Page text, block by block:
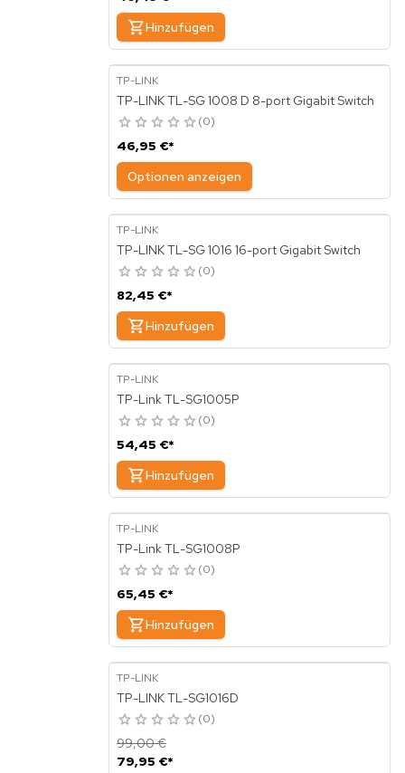
Hinzufügen
TP-LINK
TP-LINK TL-SG 1008 D 8-port Gigabit Switch
0
46,95 €*
Optionen anzeigen
TP-LINK
TP-LINK TL-SG 1016 16-port Gigabit Switch
0
82,45 €*
Hinzufügen
TP-LINK
TP-Link TL-SG1005P
0
54,45 €*
Hinzufügen
TP-LINK
TP-Link TL-SG1008P
0
65,45 €*
Hinzufügen
TP-LINK
TP-LINK TL-SG1016D
0
79,95 €*
99,00 €